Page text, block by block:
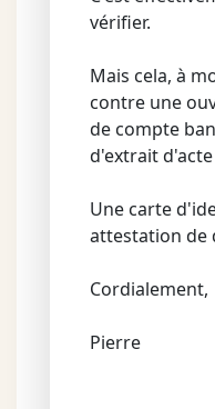
vérifier.
Mais cela, à
contre une
de compte
d'extrait
Une carte
attestation de
Cordialement,
Pierre